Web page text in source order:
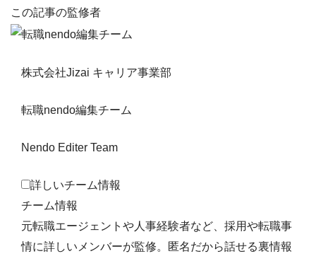
この記事の監修者
株式会社Jizai キャリア事業部
転職nendo編集チーム
Nendo Editer Team
詳しいチーム情報
チーム情報
元転職エージェントや人事経験者など、採用や転職事
情に詳しいメンバーが監修。匿名だから話せる裏情報